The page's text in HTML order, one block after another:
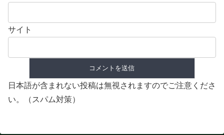
サイト
日本語が含まれない投稿は無視されますのでご注意くださ
い。（スパム対策）